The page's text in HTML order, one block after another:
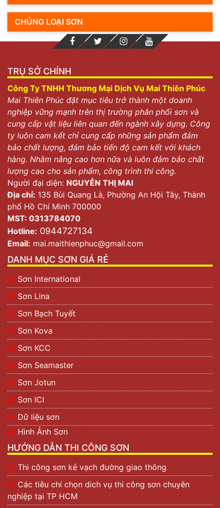
CHỦNG LOẠI SƠN
TRỤ SỞ CHÍNH
Công Ty TNHH Thương Mại Dịch Vụ Mai Thiên Phúc
Mai Thiên Phúc đặt mục tiêu trở thành một doanh
nghiệp vững mạnh trên thị trường phân phối sơn và
cung cấp vật liệu liên quan đến ngành xây dựng. Công
ty luôn cam kết chỉ cung cấp những sản phẩm đảm
bảo chất lượng, đảm bảo tiến độ cam kết với khách
hàng. Nhằm nâng cao hơn nữa và luôn đảm bảo chất
lượng cao cho sản phẩm, công trình thi công.
Người đại diện: NGUYỄN THỊ MAI
Địa chỉ: 135 Bùi Quang Là, Phường An Hội Tây, Thành
phố Hồ Chí Minh 700000
MST: 0313784070
Hotline: 0944727134
Email: mai.maithienphuc@gmail.com
DANH MỤC SƠN GIÁ RẺ
Sơn International
Sơn Lina
Sơn Bạch Tuyết
Sơn Kova
Sơn KCC
Sơn Seamaster
Sơn Jotun
Sơn ICI
Dữ liệu sơn
Hình Ảnh Sơn
HƯỚNG DẪN THI CÔNG SƠN
Thi công sơn kẻ vạch đường giao thông
Các tiêu chí chọn dich vụ thi công sơn chuyên
nghiệp tại TP HCM